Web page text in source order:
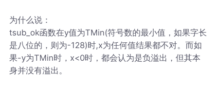
为什么说：
tsub_ok函数在y值为TMin(符号数的最小值，如果字长
是八位的，则为-128)时,x为任何值结果都不对。而如
果-y为TMin时，x<0时，都会认为是负溢出，但其本
身并没有溢出。